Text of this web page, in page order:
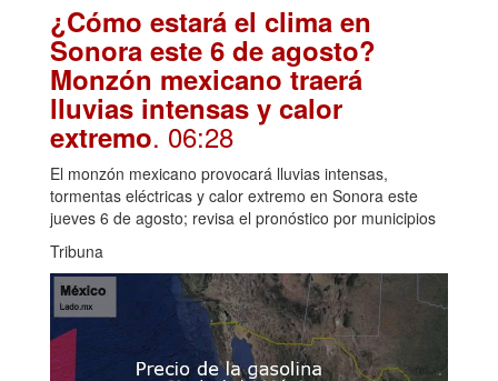
¿Cómo estará el clima en
Sonora este 6 de agosto?
Monzón mexicano traerá
lluvias intensas y calor
extremo. 06:28
El monzón mexicano provocará lluvias intensas,
tormentas eléctricas y calor extremo en Sonora este
jueves 6 de agosto; revisa el pronóstico por municipios
Tribuna